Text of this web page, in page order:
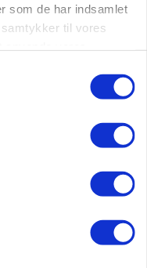
som de har indsamlet
til vores